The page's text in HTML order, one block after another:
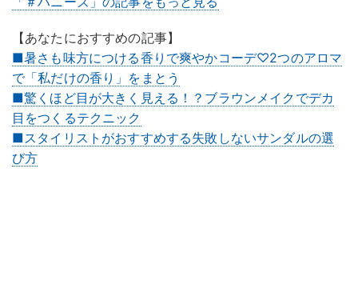
【あなたにおすすめの記事】
■暑さも味方につける香りで爽やかコーデ♡2つのアロマ
で「私だけの香り」をまとう
■驚くほど目が大きく見える！？ブラウンメイクでデカ
目をつくるテクニック
■スタイリストがおすすめする失敗しないサンダルの選
び方